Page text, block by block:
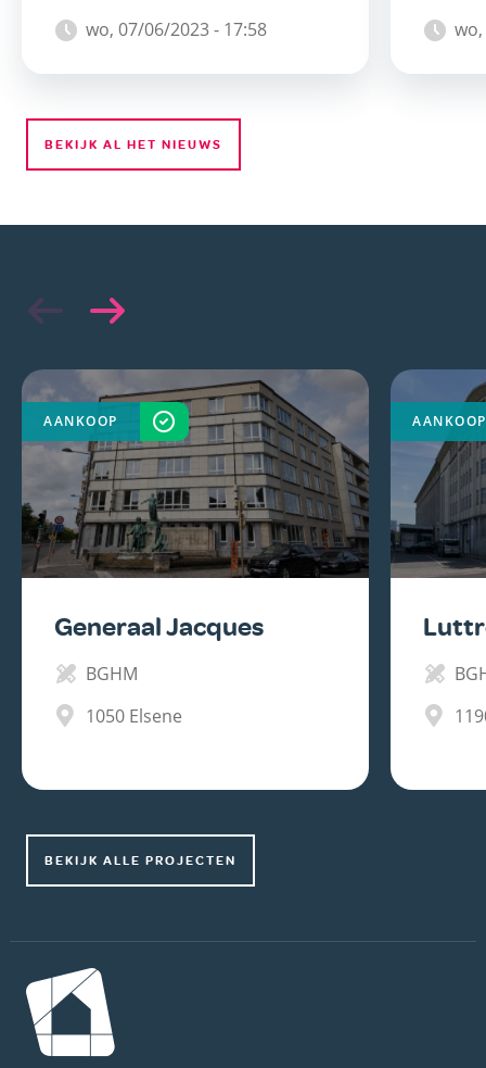
wo, 07/06/2023 - 17:58
BEKIJK AL HET NIEUWS
Generaal Jacques
BGHM
1050 Elsene
AANKOOP VOLTOOID AANKOOP
BEKIJK ALLE PROJECTEN
Afbeelding